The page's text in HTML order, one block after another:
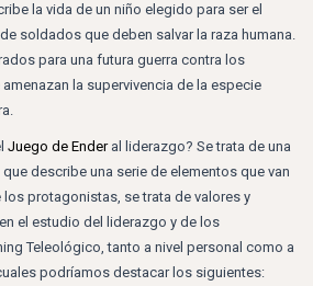
la vida de un niño elegido para ser el
soldados que deben salvar la raza humana.
para una futura guerra contra los
la supervivencia de la especie
Juego de Enderal liderazgo? Se trata de una
describe una serie de elementos que van
protagonistas, se trata de valores y
el estudio del liderazgo y de los
Teleológico, tanto a nivel personal como a
podríamos destacar los siguientes: